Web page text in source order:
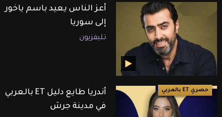
أعز الناس يعيد باسم ياخور
إلى سوريا
تليفزيون
حصري ET بالعربي
أندريا طايع دليل ET بالعربي
في مدينة جرش